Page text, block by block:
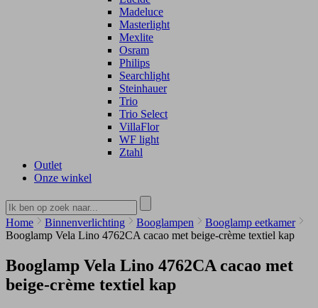
Madeluce
Masterlight
Mexlite
Osram
Philips
Searchlight
Steinhauer
Trio
Trio Select
VillaFlor
WF light
Ztahl
Outlet
Onze winkel
Home Binnenverlichting Booglampen
Booglamp eetkamer
Booglamp Vela Lino 4762CA cacao met beige-crème textiel kap
Booglamp Vela Lino 4762CA cacao met
beige-crème textiel kap